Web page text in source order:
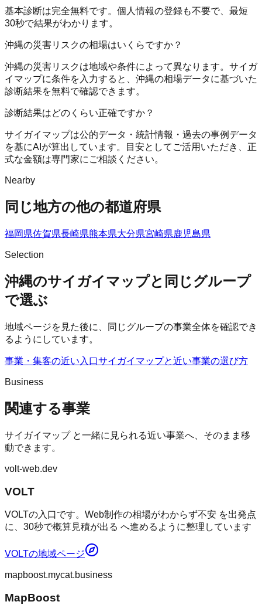
基本診断は完全無料です。個人情報の登録も不要で、最短
30秒で結果がわかります。
沖縄の災害リスクの相場はいくらですか？
沖縄の災害リスクは地域や条件によって異なります。サイガ
イマップに条件を入力すると、沖縄の相場データに基づいた
診断結果を無料で確認できます。
診断結果はどのくらい正確ですか？
サイガイマップは公的データ・統計情報・過去の事例データ
を基にAIが算出しています。目安としてご活用いただき、正
式な金額は専門家にご相談ください。
Nearby
同じ地方の他の都道府県
福岡県佐賀県長崎県熊本県大分県宮崎県鹿児島県
Selection
沖縄のサイガイマップと同じグループ
で選ぶ
地域ページを見た後に、同じグループの事業全体を確認でき
るようにしています。
事業・集客の近い入口サイガイマップと近い事業の選び方
Business
関連する事業
サイガイマップと一緒に見られる近い事業へ、そのまま移
動できます。
volt-web.dev
VOLT
VOLTの入口です。Web制作の相場がわからず不安 を出発点
に、30秒で概算見積が出る へ進めるように整理しています
VOLTの地域ページ
mapboost.mycat.business
MapBoost